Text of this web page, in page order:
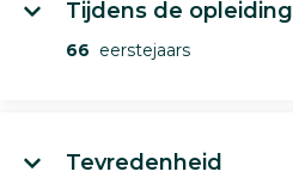
Tijdens de opleiding
66 eerstejaars
Tevredenheid